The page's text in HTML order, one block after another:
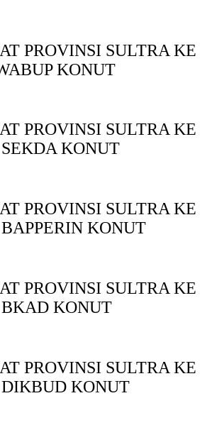
PROVINSI SULTRA KE
KONUT
PROVINSI SULTRA KE
KONUT
PROVINSI SULTRA KE
KONUT
PROVINSI SULTRA KE
KONUT
PROVINSI SULTRA KE
KONUT